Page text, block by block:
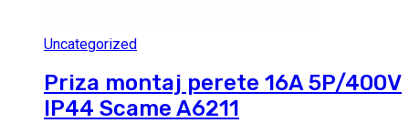
Uncategorized
Priza montaj perete 16A 5P/400V
IP44 Scame A6211